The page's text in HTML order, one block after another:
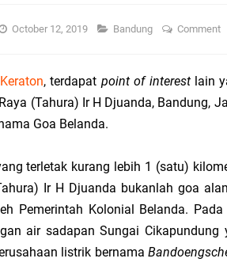
Makna Dibalik Penjelasan Pasal 2 Ayat (1)
Perbedaan ‘Perlakuan’ atas Produk
2014
Pesugihan Gunung Kawi dan Sikap
Julid-nya Orang Indonesia Menjelang Hari
October 12, 2019 Bandung Comment
, terdapat point of interestlain
(Tahura) Ir H Djuanda, Bandung,
Goa Belanda.
terletak kurang lebih 1 (satu)
Ir H Djuanda bukanlah goa
Pemerintah Kolonial Belanda.
air sadapan Sungai
listrik bernama